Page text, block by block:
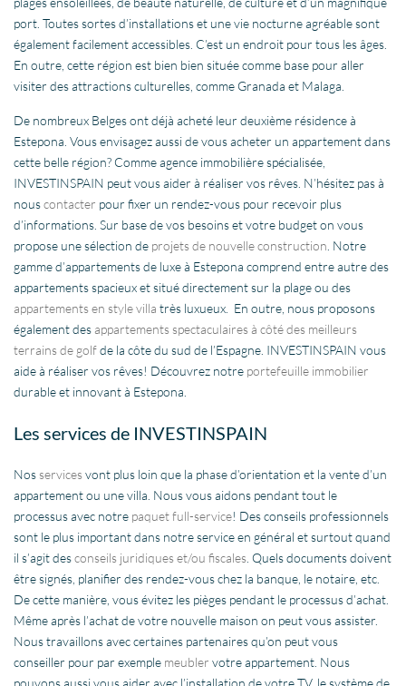
port. Toutes sortes d’installations et une vie nocturne agréable sont
également facilement accessibles. C’est un endroit pour tous les âges.
En outre, cette région est bien bien située comme base pour aller
visiter des attractions culturelles, comme Granada et Malaga.
De nombreux Belges ont déjà acheté leur deuxième résidence à
Estepona. Vous envisagez aussi de vous acheter un appartement dans
cette belle région? Comme agence immobilière spécialisée,
INVESTINSPAIN peut vous aider à réaliser vos rêves. N’hésitez pas à
nouscontacter pour fixer un rendez-vous pour recevoir plus
d’informations. Sur base de vos besoins et votre budget on vous
propose une sélection de projets de nouvelle construction . Notre
gamme d’appartements de luxe à Estepona comprend entre autre des
appartements spacieux et situé directement sur la plage ou des
appartements en style villa très luxueux. En outre, nous proposons
également desappartements spectaculaires à côté des meilleurs
terrains de golfde la côte du sud de l’Espagne. INVESTINSPAIN vous
aide à réaliser vos rêves! Découvrez notre portefeuille immobilier
durable et innovant à Estepona.
Les services de INVESTINSPAIN
Nos servicesvont plus loin que la phase d’orientation et la vente d’un
appartement ou une villa. Nous vous aidons pendant tout le
processus avec notre paquet full-service! Des conseils professionnels
sont le plus important dans notre service en général et surtout quand
il s’agit desconseils juridiques et/ou fiscales . Quels documents doivent
être signés, planifier des rendez-vous chez la banque, le notaire, etc.
De cette manière, vous évitez les pièges pendant le processus d’achat.
Même après l’achat de votre nouvelle maison on peut vous assister.
Nous travaillons avec certaines partenaires qu’on peut vous
conseiller pour par exemple meubler votre appartement. Nous
pouvons aussi vous aider avec l’installation de votre TV, le système de